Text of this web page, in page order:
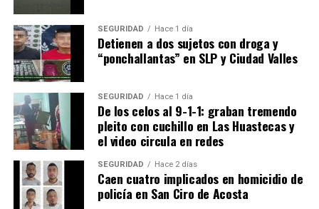
SEGURIDAD Hace 1 día
Detienen a dos sujetos con droga y
“ponchallantas” en SLP y Ciudad Valles
SEGURIDAD Hace 1 día
De los celos al 9-1-1: graban tremendo
pleito con cuchillo en Las Huastecas y
el video circula en redes
SEGURIDAD Hace 2 días
Caen cuatro implicados en homicidio de
policía en San Ciro de Acosta